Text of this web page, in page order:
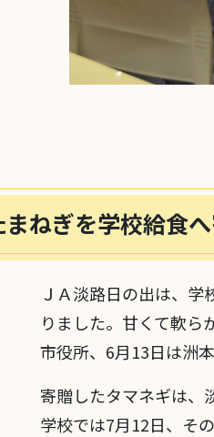
ねぎを学校給食
ＪＡ淡路日の出は、
りました。甘くて軟ら
市役所、6月13日は洲
寄贈したタマネギは、
学校では7月12日、そ